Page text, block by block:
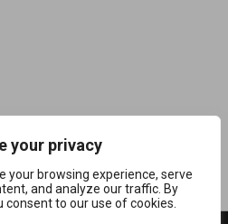
your privacy
your browsing experience, serve
and analyze our traffic. By
consent to our use of cookies.